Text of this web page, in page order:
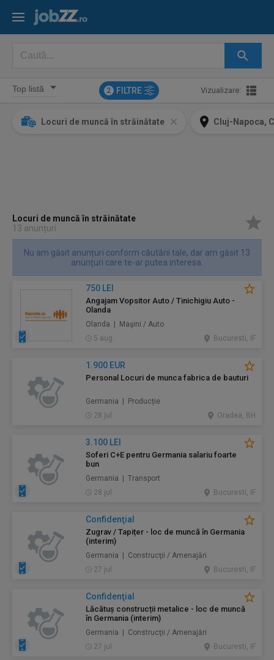
2 FILTRE Vizualizare:
Locuri de muncă în străinătate Cluj-Napoca,
Locuri de muncă în străinătate
13 anunțuri
Nu am găsit anunțuri conform căutării tale, dar am găsit 13
anunțuri care te-ar putea interesa.
750 LEI
Angajam Vopsitor Auto / Tinichigiu Auto -
Olanda
Olanda | Maşini / Auto
5 aug.
Bucuresti, IF
1.900 EUR
Personal Locuri de munca fabrica de bauturi
Germania | Producție
28 jul.
Oradea, BH
3.100 LEI
Soferi C+E pentru Germania salariu foarte
bun
Germania | Transport
28 jul.
Bucuresti, IF
Confidenţial
Zugrav / Tapițer - loc de muncă în Germania
(interim)
Germania | Construcţii / Amenajări
27 jul.
Bucuresti, IF
Confidenţial
Lăcătuș construcții metalice - loc de muncă
în Germania (interim)
Germania | Construcţii / Amenajări
27 jul.
Bucuresti, IF